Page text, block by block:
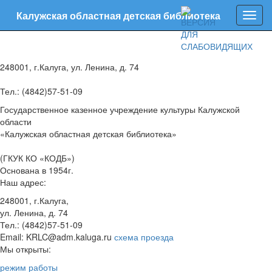
Калужская областная детская библиотека
248001, г.Калуга, ул. Ленина, д. 74
Тел.: (4842)57-51-09
Государственное казенное учреждение культуры Калужской
области
«Калужская областная детская библиотека»
(ГКУК КО «КОДБ»)
Основана в 1954г.
Наш адрес:
248001, г.Калуга,
ул. Ленина, д. 74
Тел.: (4842)57-51-09
Email: KRLC@adm.kaluga.ru схема проезда
Мы открыты:
режим работы